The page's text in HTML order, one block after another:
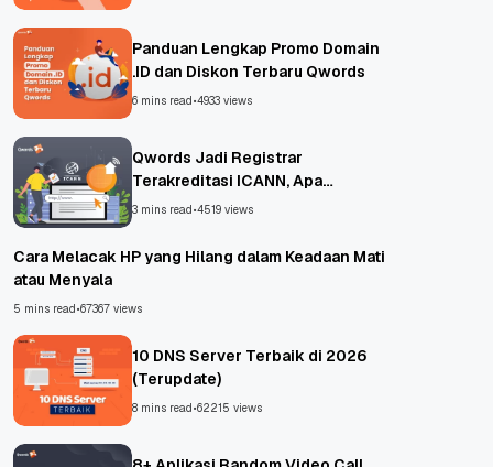
Panduan Lengkap Promo Domain
.ID dan Diskon Terbaru Qwords
6 mins read•4933 views
Qwords Jadi Registrar
Terakreditasi ICANN, Apa
Untungnya?
3 mins read•4519 views
Cara Melacak HP yang Hilang dalam Keadaan Mati
atau Menyala
5 mins read•67367 views
10 DNS Server Terbaik di 2026
(Terupdate)
8 mins read•62215 views